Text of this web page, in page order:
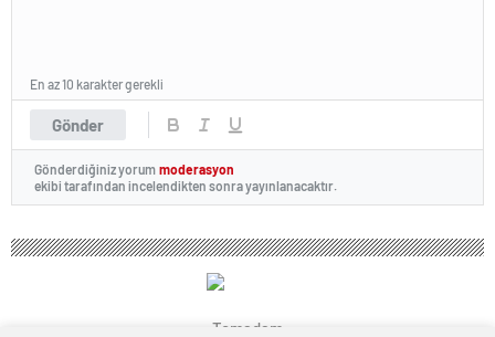
Gönder
En az 10 karakter gerekli
Gönderdiğiniz yorum moderasyon
ekibi tarafından incelendikten sonra yayınlanacaktır.
Temadam